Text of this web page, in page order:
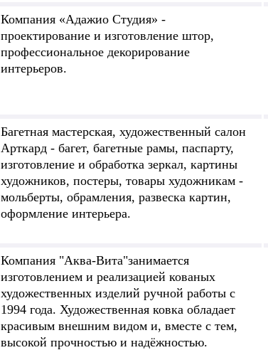
Компания «Адажио Студия» -
проектирование и изготовление штор,
профессиональное декорирование
интерьеров.
Багетная мастерская, художественный салон
Арткард - багет, багетные рамы, паспарту,
изготовление и обработка зеркал, картины
художников, постеры, товары художникам -
мольберты, обрамления, развеска картин,
оформление интерьера.
Компания "Аква-Вита"занимается
изготовлением и реализацией кованых
художественных изделий ручной работы с
1994 года. Художественная ковка обладает
красивым внешним видом и, вместе с тем,
высокой прочностью и надёжностью.